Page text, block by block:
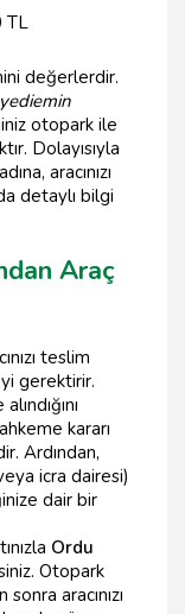
TL
değerlerdir.
yediemin
otopark ile
Dolayısıyla
aracınızı
detaylı bilgi
Araç
teslim
gerektirir.
kararı
Ardından,
icra dairesi)
dair bir
Ordu
Otopark
aracınızı